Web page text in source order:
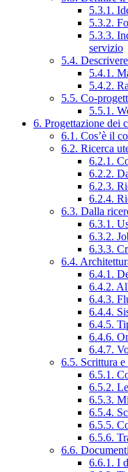
5.3.1.
5.3.2.
5.3.3.
servizio
5.4.
5.4.1.
5.4.2.
5.5. Co-
5.5.1.
6. Progettazione dei
6.1. Cos’è il
6.2. Ricerca
6.2.1.
6.2.2.
6.2.3.
6.2.4.
6.3. Dalla
6.3.1.
6.3.2.
6.3.3.
6.4.
6.4.1.
6.4.2.
6.4.3.
6.4.4.
6.4.5.
6.4.6.
6.4.7.
6.5. Scrittura
6.5.1.
6.5.2.
6.5.3.
6.5.4.
6.5.5.
6.5.6.
6.6. Documenti
6.6.1. I